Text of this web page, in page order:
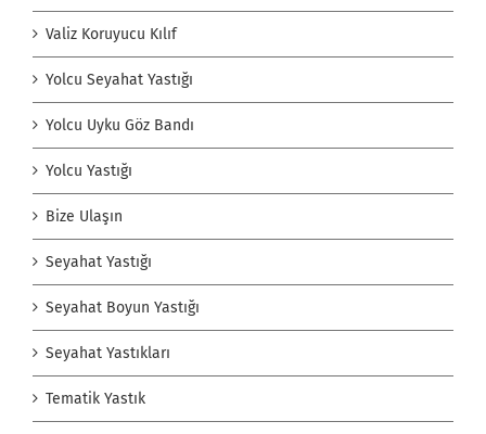
Valiz Koruyucu Kılıf
Yolcu Seyahat Yastığı
Yolcu Uyku Göz Bandı
Yolcu Yastığı
Bize Ulaşın
Seyahat Yastığı
Seyahat Boyun Yastığı
Seyahat Yastıkları
Tematik Yastık